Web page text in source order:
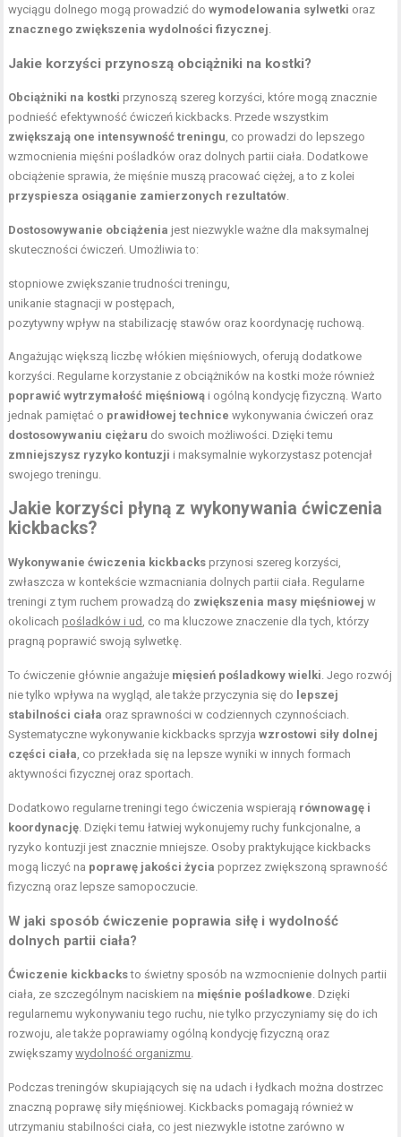
wyciągu dolnego mogą prowadzić dowymodelowania sylwetki oraz
znacznego zwiększenia wydolności fizycznej
Jakie korzyści przynoszą obciążniki na kostki?
Obciążniki na kostki przynoszą szereg korzyści, które mogą znacznie
podnieść efektywność ćwiczeń kickbacks. Przede wszystkim
zwiększają one intensywność treningu , co prowadzi do lepszego
wzmocnienia mięśni pośladków oraz dolnych partii ciała. Dodatkowe
obciążenie sprawia, że mięśnie muszą pracować ciężej, a to z kolei
przyspiesza osiąganie zamierzonych rezultatów
Dostosowywanie obciążenia jest niezwykle ważne dla maksymalnej
skuteczności ćwiczeń. Umożliwia to:
stopniowe zwiększanie trudności treningu,
unikanie stagnacji w postępach,
pozytywny wpływ na stabilizację stawów oraz koordynację ruchową.
Angażując większą liczbę włókien mięśniowych, oferują dodatkowe
korzyści. Regularne korzystanie z obciążników na kostki może również
poprawić wytrzymałość mięśniową i ogólną kondycję fizyczną. Warto
jednak pamiętać o prawidłowej technice wykonywania ćwiczeń oraz
dostosowywaniu ciężaru do swoich możliwości. Dzięki temu
zmniejszysz ryzyko kontuzji i maksymalnie wykorzystasz potencjał
swojego treningu.
Jakie korzyści płyną z wykonywania ćwiczenia
kickbacks?
Wykonywanie ćwiczenia kickbacks przynosi szereg korzyści,
zwłaszcza w kontekście wzmacniania dolnych partii ciała. Regularne
treningi z tym ruchem prowadzą do zwiększenia masy mięśniowej w
okolicach pośladków i ud , co ma kluczowe znaczenie dla tych, którzy
pragną poprawić swoją sylwetkę.
To ćwiczenie głównie angażuje mięsień pośladkowy wielki . Jego rozwój
nie tylko wpływa na wygląd, ale także przyczynia się do lepszej
stabilności ciała oraz sprawności w codziennych czynnościach.
Systematyczne wykonywanie kickbacks sprzyjawzrostowi siły dolnej
części ciała , co przekłada się na lepsze wyniki w innych formach
aktywności fizycznej oraz sportach.
Dodatkowo regularne treningi tego ćwiczenia wspierają równowagę i
koordynację . Dzięki temu łatwiej wykonujemy ruchy funkcjonalne, a
ryzyko kontuzji jest znacznie mniejsze. Osoby praktykujące kickbacks
mogą liczyć na poprawę jakości życia poprzez zwiększoną sprawność
fizyczną oraz lepsze samopoczucie.
W jaki sposób ćwiczenie poprawia siłę i wydolność
dolnych partii ciała?
Ćwiczenie kickbacksto świetny sposób na wzmocnienie dolnych partii
ciała, ze szczególnym naciskiem na mięśnie pośladkowe . Dzięki
regularnemu wykonywaniu tego ruchu, nie tylko przyczyniamy się do ich
rozwoju, ale także poprawiamy ogólną kondycję fizyczną oraz
zwiększamywydolność organizmu
Podczas treningów skupiających się na udach i łydkach można dostrzec
znaczną poprawę siły mięśniowej. Kickbacks pomagają również w
utrzymaniu stabilności ciała, co jest niezwykle istotne zarówno w